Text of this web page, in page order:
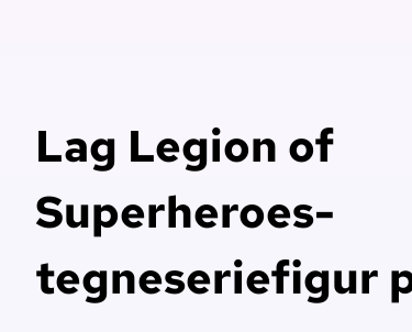
Lag Legion of
Superheroes-
tegneseriefigur